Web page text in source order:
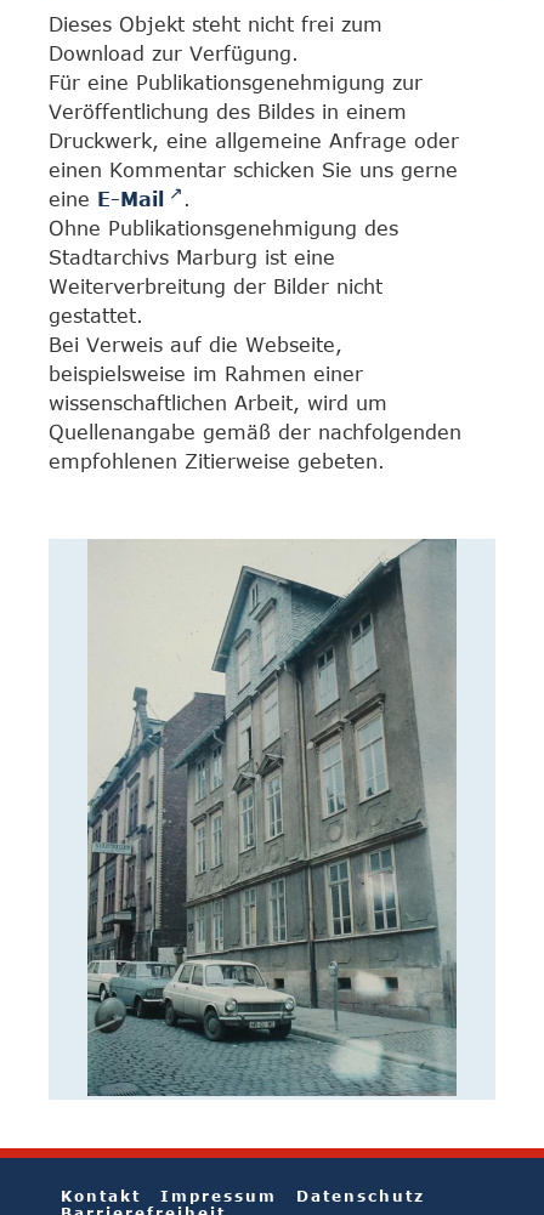
Dieses Objekt steht nicht frei zum
Download zur Verfügung.
Für eine Publikationsgenehmigung zur
Veröffentlichung des Bildes in einem
Druckwerk, eine allgemeine Anfrage oder
einen Kommentar schicken Sie uns gerne
eine E-Mail
.
Ohne Publikationsgenehmigung des
Stadtarchivs Marburg ist eine
Weiterverbreitung der Bilder nicht
gestattet.
Bei Verweis auf die Webseite,
beispielsweise im Rahmen einer
wissenschaftlichen Arbeit, wird um
Quellenangabe gemäß der nachfolgenden
empfohlenen Zitierweise gebeten.
Kontakt Impressum
Datenschutz